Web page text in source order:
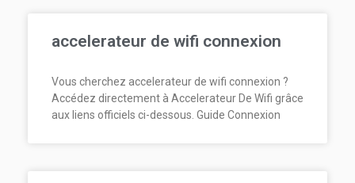
accelerateur de wifi connexion
Vous cherchez accelerateur de wifi connexion ?
Accédez directement à Accelerateur De Wifi grâce
aux liens officiels ci-dessous. Guide Connexion